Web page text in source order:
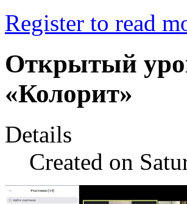
Register to read
Открытый
«Колорит»
Details
Created on